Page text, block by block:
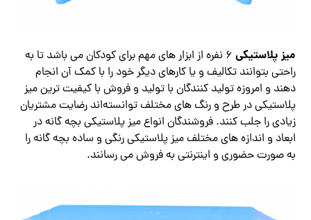
میز پلاستیکی
6 نفره از ابزار های مهم برای کودکان می باشد تا به
راحتی بتوانند تکالیف و یا کارهای دیگر خود را با کمک آن انجام
دهند و امروزه تولید کنندگان با تولید و فروش با کیفیت ترین میز
پلاستیکی در طرح و رنگ های مختلف توانسته‌اند رضایت مشتریان
زیادی را جلب کنند. فروشندگان انواع میز پلاستیکی بچه گانه در
ابعاد و اندازه های مختلف میز پلاستیکی رنگی و ساده بچه گانه را
به صورت حضوری و اینترنتی به فروش می رسانند.